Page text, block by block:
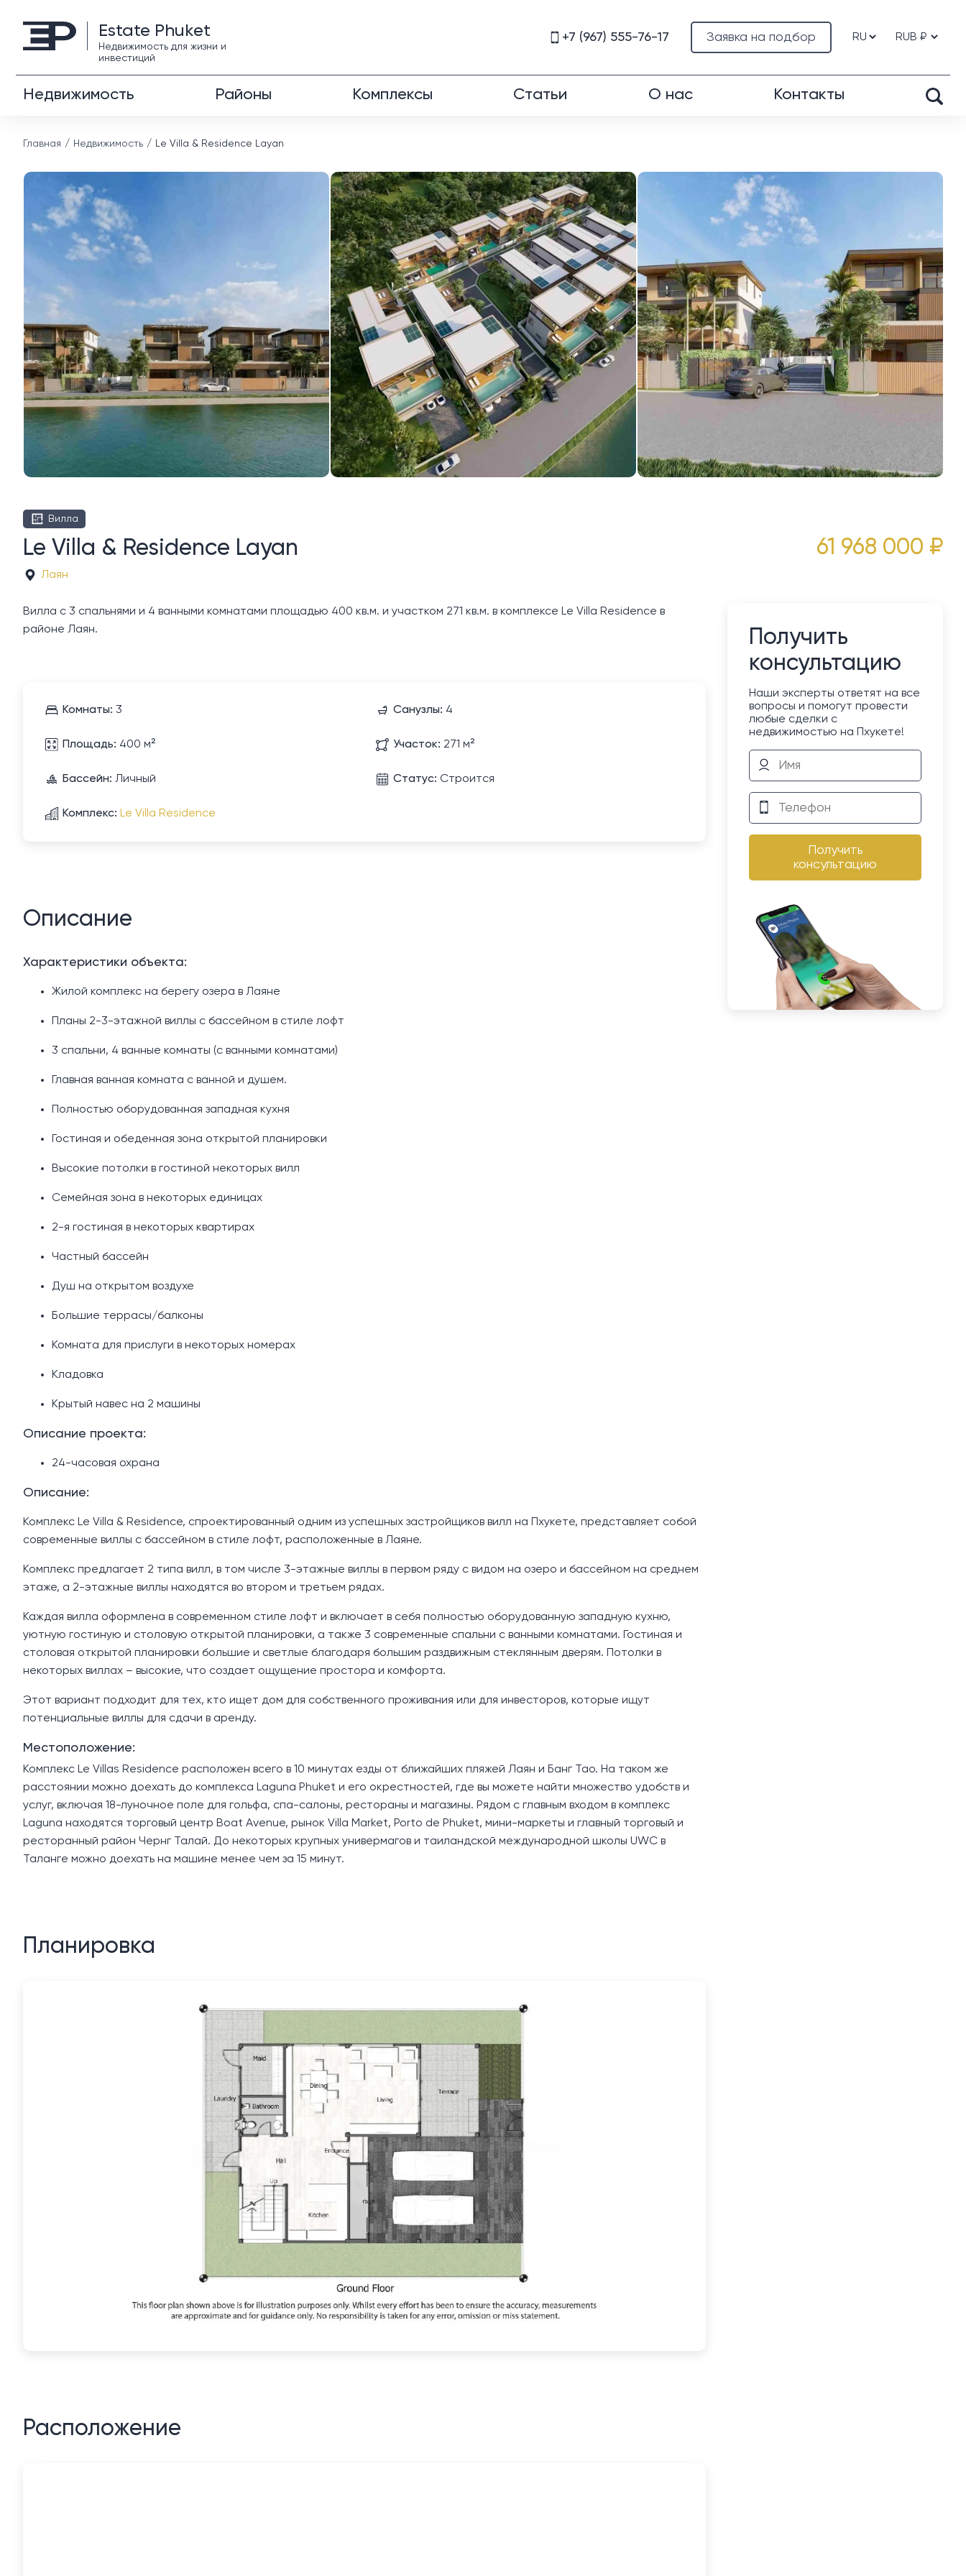
Estate Phuket
Недвижимость для жизни и
инвестиций
Заявка на подбор
+7 (967) 555-76-17
Недвижимость Районы Комплексы Статьи О нас Контакты
Главная Недвижимость Le Villa & Residence Layan
Вилла
Le Villa & Residence Layan
Лаян
61 968 000 ₽
Вилла с 3 спальнями и 4 ванными комнатами площадью 400 кв.м. и участком 271 кв.м. в комплексе Le Villa Residence в
районе Лаян.
Комнаты: 3 Санузлы: 4
Площадь: 400 м² Участок: 271 м²
Бассейн: Личный Статус: Строится
Комплекс: Le Villa Residence
Описание
Характеристики объекта:
Жилой комплекс на берегу озера в Лаяне
Планы 2-3-этажной виллы с бассейном в стиле лофт
3 спальни, 4 ванные комнаты (с ванными комнатами)
Главная ванная комната с ванной и душем.
Полностью оборудованная западная кухня
Гостиная и обеденная зона открытой планировки
Высокие потолки в гостиной некоторых вилл
Семейная зона в некоторых единицах
2-я гостиная в некоторых квартирах
Частный бассейн
Душ на открытом воздухе
Большие террасы/балконы
Комната для прислуги в некоторых номерах
Кладовка
Крытый навес на 2 машины
Описание проекта:
24-часовая охрана
Описание:
Комплекс Le Villa & Residence, спроектированный одним из успешных застройщиков вилл на Пхукете, представляет собой
современные виллы с бассейном в стиле лофт, расположенные в Лаяне.
Комплекс предлагает 2 типа вилл, в том числе 3-этажные виллы в первом ряду с видом на озеро и бассейном на среднем
этаже, а 2-этажные виллы находятся во втором и третьем рядах.
Каждая вилла оформлена в современном стиле лофт и включает в себя полностью оборудованную западную кухню,
уютную гостиную и столовую открытой планировки, а также 3 современные спальни с ванными комнатами. Гостиная и
столовая открытой планировки большие и светлые благодаря большим раздвижным стеклянным дверям. Потолки в
некоторых виллах – высокие, что создает ощущение простора и комфорта.
Этот вариант подходит для тех, кто ищет дом для собственного проживания или для инвесторов, которые ищут
потенциальные виллы для сдачи в аренду.
Местоположение:
Комплекс Le Villas Residence расположен всего в 10 минутах езды от ближайших пляжей Лаян и Банг Тао. На таком же
расстоянии можно доехать до комплекса Laguna Phuket и его окрестностей, где вы можете найти множество удобств и
услуг, включая 18-луночное поле для гольфа, спа-салоны, рестораны и магазины. Рядом с главным входом в комплекс
Laguna находятся торговый центр Boat Avenue, рынок Villa Market, Porto de Phuket, мини-маркеты и главный торговый и
ресторанный район Чернг Талай. До некоторых крупных универмагов и таиландской международной школы UWC в
Таланге можно доехать на машине менее чем за 15 минут.
Планировка
Расположение
Получить
консультацию
Наши эксперты ответят на все
вопросы и помогут провести
любые сделки с
недвижимостью на Пхукете!
Получить
консультацию